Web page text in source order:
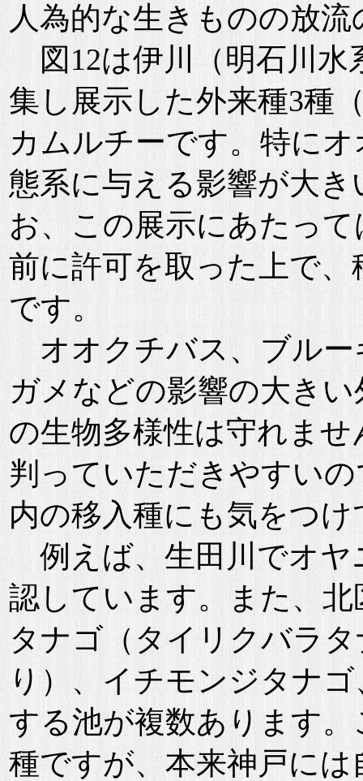
人為的な生きものの放
図12は伊川（明石川水
集し展示した外来種3種
カムルチーです。特に
態系に与える影響が大
お、この展示にあたっ
前に許可を取った上で
です。
オオクチバス、ブルー
ガメなどの影響の大き
の生物多様性は守れま
判っていただきやすい
内の移入種にも気をつ
例えば、生田川でオヤ
認しています。また、
タナゴ（タイリクバラ
り）、イチモンジタナ
する池が複数あります
種ですが、本来神戸に